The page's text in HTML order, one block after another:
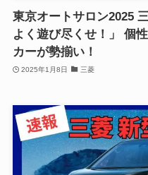
東京オートサロン2025
よく遊び尽くせ！」 個
カーが勢揃い！
2025年1月8日 三菱